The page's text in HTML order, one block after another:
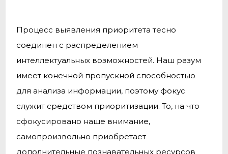
Процесс выявления приоритета тесно
соединен с распределением
интеллектуальных возможностей. Наш разум
имеет конечной пропускной способностью
для анализа информации, поэтому фокус
служит средством приоритизации. То, на что
сфокусировано наше внимание,
самопроизвольно приобретает
дополнительные познавательных ресурсов